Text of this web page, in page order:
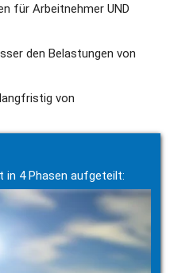
für Arbeitnehmer UND
den Belastungen von
von
in 4 Phasen aufgeteilt:
starten
mit unserem